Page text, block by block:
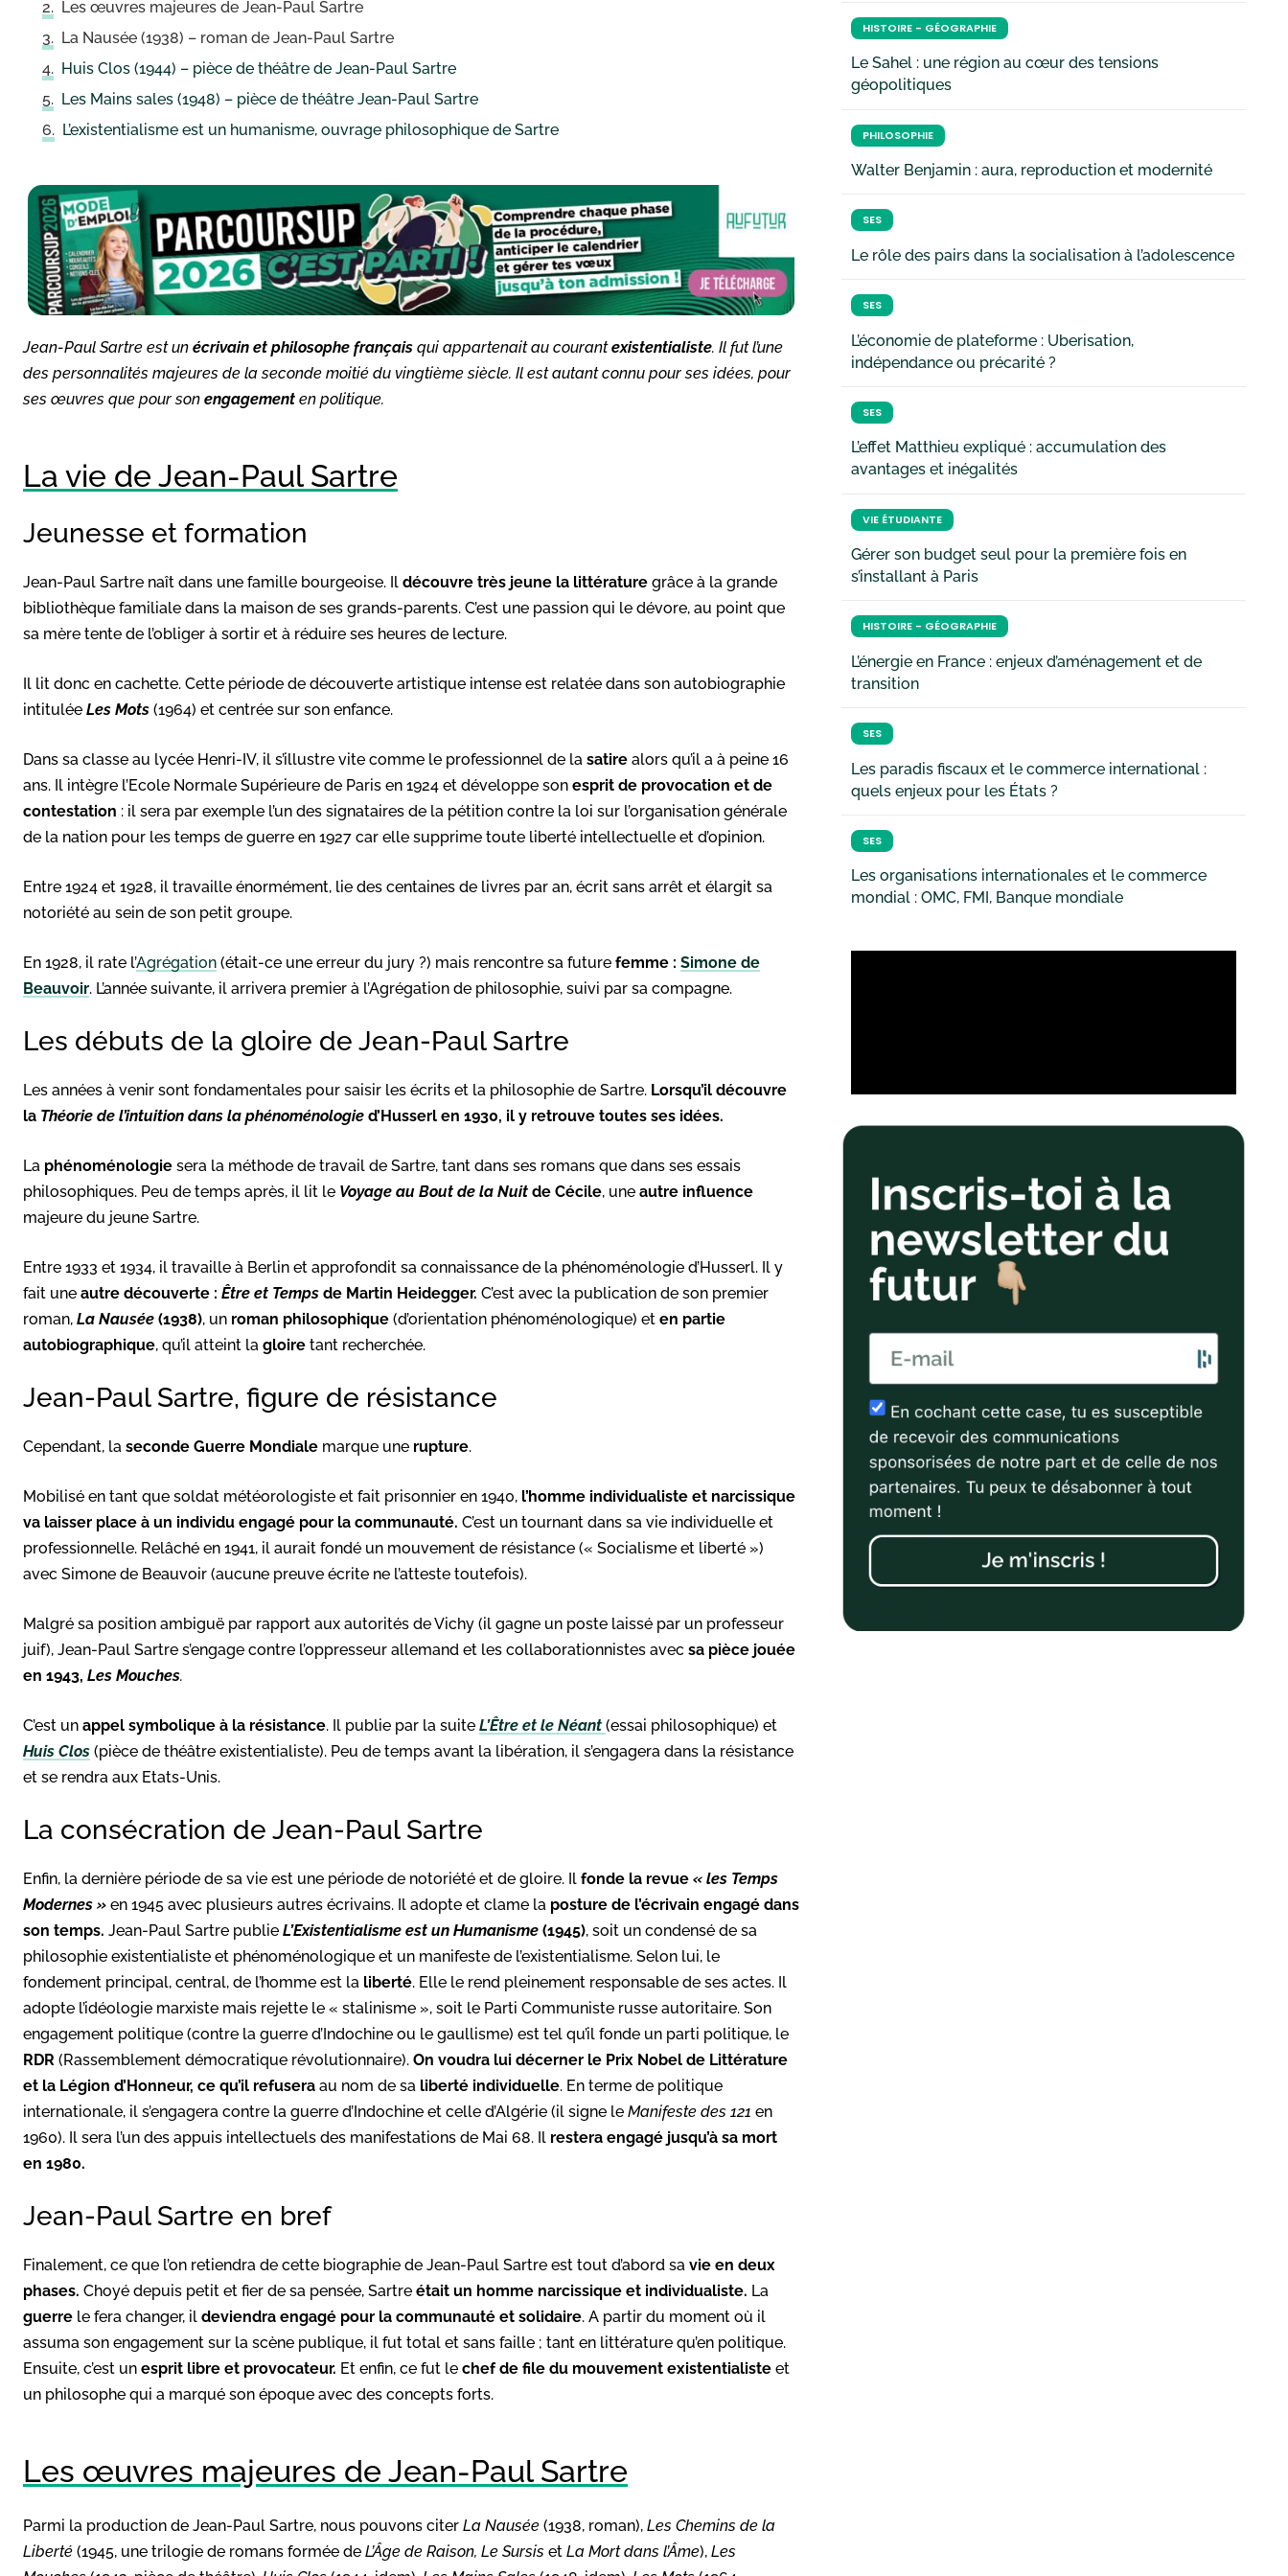
Les œuvres majeures de Jean-Paul Sartre
La Nausée (1938) – roman de Jean-Paul Sartre
Huis Clos (1944) – pièce de théâtre de Jean-Paul Sartre
Les Mains sales (1948) – pièce de théâtre Jean-Paul Sartre
L’existentialisme est un humanisme, ouvrage philosophique de Sartre
Jean-Paul Sartre est un écrivain et philosophe français qui appartenait au courantexistentialiste. Il fut l’une
des personnalités majeures de la seconde moitié du vingtième siècle. Il est autant connu pour ses idées, pour
ses œuvres que pour son engagement en politique.
La vie de Jean-Paul Sartre
Jeunesse et formation
Jean-Paul Sartre naît dans une famille bourgeoise. Il découvre très jeune la littérature grâce à la grande
bibliothèque familiale dans la maison de ses grands-parents. C’est une passion qui le dévore, au point que
sa mère tente de l’obliger à sortir et à réduire ses heures de lecture.
Il lit donc en cachette. Cette période de découverte artistique intense est relatée dans son autobiographie
intitulée Les Mots (1964) et centrée sur son enfance.
Dans sa classe au lycée Henri-IV, il s’illustre vite comme le professionnel de la satire alors qu’il a à peine 16
ans. Il intègre l’Ecole Normale Supérieure de Paris en 1924 et développe son esprit de provocation et de
contestation : il sera par exemple l’un des signataires de la pétition contre la loi sur l’organisation générale
de la nation pour les temps de guerre en 1927 car elle supprime toute liberté intellectuelle et d’opinion.
Entre 1924 et 1928, il travaille énormément, lie des centaines de livres par an, écrit sans arrêt et élargit sa
notoriété au sein de son petit groupe.
En 1928, il rate l’Agrégation (était-ce une erreur du jury ?) mais rencontre sa future femme : Simone de
Beauvoir. L’année suivante, il arrivera premier à l’Agrégation de philosophie, suivi par sa compagne.
Les débuts de la gloire de Jean-Paul Sartre
Les années à venir sont fondamentales pour saisir les écrits et la philosophie de Sartre. Lorsqu’il découvre
la Théorie de l’intuition dans la phénoménologie d’Husserl en 1930, il y retrouve toutes ses idées.
La phénoménologie sera la méthode de travail de Sartre, tant dans ses romans que dans ses essais
philosophiques. Peu de temps après, il lit le Voyage au Bout de la Nuit de Cécile, une autre influence
majeure du jeune Sartre.
Entre 1933 et 1934, il travaille à Berlin et approfondit sa connaissance de la phénoménologie d’Husserl. Il y
fait une autre découverte : Être et Temps de Martin Heidegger. C’est avec la publication de son premier
roman, La Nausée (1938), un roman philosophique (d’orientation phénoménologique) et en partie
autobiographique, qu’il atteint la gloire tant recherchée.
Jean-Paul Sartre, figure de résistance
Cependant, la seconde Guerre Mondiale marque une rupture.
Mobilisé en tant que soldat météorologiste et fait prisonnier en 1940, l’homme individualiste et narcissique
va laisser place à un individu engagé pour la communauté. C’est un tournant dans sa vie individuelle et
professionnelle. Relâché en 1941, il aurait fondé un mouvement de résistance (« Socialisme et liberté »)
avec Simone de Beauvoir (aucune preuve écrite ne l’atteste toutefois).
Malgré sa position ambiguë par rapport aux autorités de Vichy (il gagne un poste laissé par un professeur
juif), Jean-Paul Sartre s’engage contre l’oppresseur allemand et les collaborationnistes avec sa pièce jouée
en 1943, Les Mouches.
C’est un appel symbolique à la résistance. Il publie par la suite L’Être et le Néant (essai philosophique) et
Huis Clos (pièce de théâtre existentialiste). Peu de temps avant la libération, il s’engagera dans la résistance
et se rendra aux Etats-Unis.
La consécration de Jean-Paul Sartre
Enfin, la dernière période de sa vie est une période de notoriété et de gloire. Il fonde la revue « les Temps
Modernes » en 1945 avec plusieurs autres écrivains. Il adopte et clame la posture de l’écrivain engagé dans
son temps. Jean-Paul Sartre publie L’Existentialisme est un Humanisme (1945), soit un condensé de sa
philosophie existentialiste et phénoménologique et un manifeste de l’existentialisme. Selon lui, le
fondement principal, central, de l’homme est la liberté. Elle le rend pleinement responsable de ses actes. Il
adopte l’idéologie marxiste mais rejette le « stalinisme », soit le Parti Communiste russe autoritaire. Son
engagement politique (contre la guerre d’Indochine ou le gaullisme) est tel qu’il fonde un parti politique, le
RDR (Rassemblement démocratique révolutionnaire). On voudra lui décerner le Prix Nobel de Littérature
et la Légion d’Honneur, ce qu’il refusera au nom de sa liberté individuelle. En terme de politique
internationale, il s’engagera contre la guerre d’Indochine et celle d’Algérie (il signe le Manifeste des 121 en
1960). Il sera l’un des appuis intellectuels des manifestations de Mai 68. Il restera engagé jusqu’à sa mort
en 1980.
Jean-Paul Sartre en bref
Finalement, ce que l’on retiendra de cette biographie de Jean-Paul Sartre est tout d’abord sa vie en deux
phases. Choyé depuis petit et fier de sa pensée, Sartre était un homme narcissique et individualiste. La
guerre le fera changer, il deviendra engagé pour la communauté et solidaire. A partir du moment où il
assuma son engagement sur la scène publique, il fut total et sans faille ; tant en littérature qu’en politique.
Ensuite, c’est un esprit libre et provocateur. Et enfin, ce fut le chef de file du mouvement existentialiste et
un philosophe qui a marqué son époque avec des concepts forts.
Les œuvres majeures de Jean-Paul Sartre
Parmi la production de Jean-Paul Sartre, nous pouvons citer La Nausée (1938, roman), Les Chemins de la
Liberté (1945, une trilogie de romans formée de L’Âge de Raison, Le Sursis et La Mort dans l’Âme), Les
HISTOIRE - GÉOGRAPHIE
Le Sahel : une région au cœur des tensions
géopolitiques
PHILOSOPHIE
Walter Benjamin : aura, reproduction et modernité
SES
Le rôle des pairs dans la socialisation à l’adolescence
SES
L’économie de plateforme : Uberisation,
indépendance ou précarité ?
SES
L’effet Matthieu expliqué : accumulation des
avantages et inégalités
VIE ÉTUDIANTE
Gérer son budget seul pour la première fois en
s’installant à Paris
HISTOIRE - GÉOGRAPHIE
L’énergie en France : enjeux d’aménagement et de
transition
SES
Les paradis fiscaux et le commerce international :
quels enjeux pour les États ?
SES
Les organisations internationales et le commerce
mondial : OMC, FMI, Banque mondiale